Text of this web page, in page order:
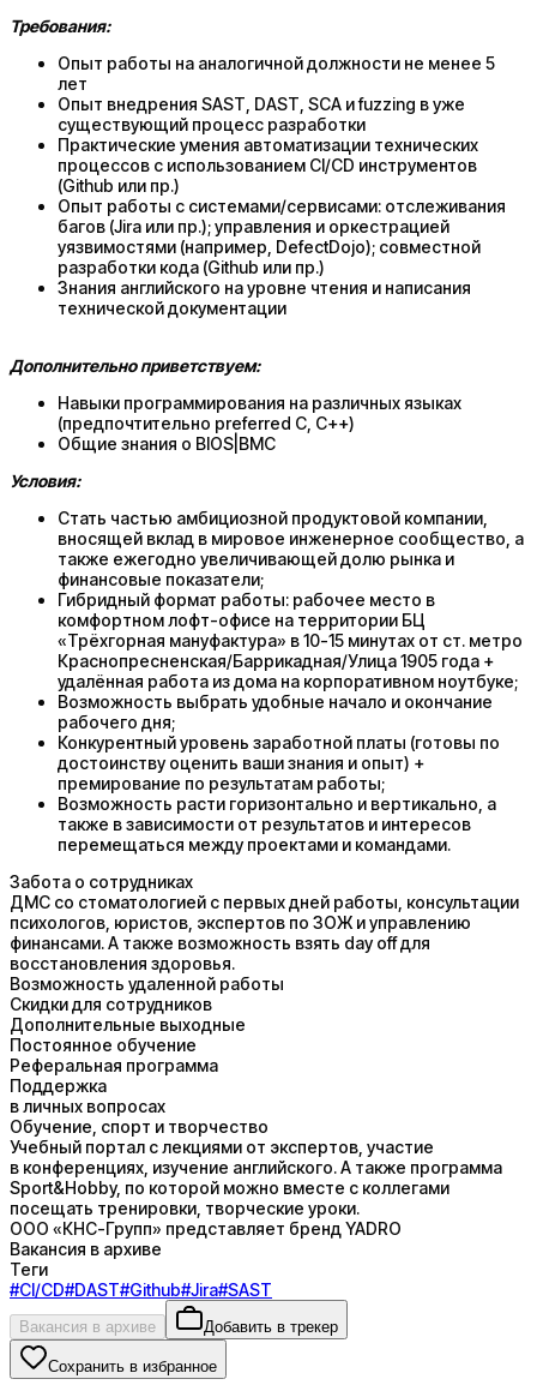
Требования:
Опыт работы на аналогичной должности не менее 5
лет
Опыт внедрения SAST, DAST, SCA и fuzzing в уже
существующий процесс разработки
Практические умения автоматизации технических
процессов с использованием CI/CD инструментов
(Github или пр.)
Опыт работы с системами/сервисами: отслеживания
багов (Jira или пр.); управления и оркестрацией
уязвимостями (например, DefectDojo); совместной
разработки кода (Github или пр.)
Знания английского на уровне чтения и написания
технической документации
Дополнительно приветствуем:
Навыки программирования на различных языках
(предпочтительно preferred C, C++)
Общие знания о BIOS|BMC
Условия:
Стать частью амбициозной продуктовой компании,
вносящей вклад в мировое инженерное сообщество, а
также ежегодно увеличивающей долю рынка и
финансовые показатели;
Гибридный формат работы: рабочее место в
комфортном лофт-офисе на территории БЦ
«Трёхгорная мануфактура» в 10-15 минутах от ст. метро
Краснопресненская/Баррикадная/Улица 1905 года +
удалённая работа из дома на корпоративном ноутбуке;
Возможность выбрать удобные начало и окончание
рабочего дня;
Конкурентный уровень заработной платы (готовы по
достоинству оценить ваши знания и опыт) +
премирование по результатам работы;
Возможность расти горизонтально и вертикально, а
также в зависимости от результатов и интересов
перемещаться между проектами и командами.
Забота о сотрудниках
ДМС со стоматологией с первых дней работы, консультации
психологов, юристов, экспертов по ЗОЖ и управлению
финансами. А также возможность взять day off для
восстановления здоровья.
Возможность удаленной работы
Скидки для сотрудников
Дополнительные выходные
Постоянное обучение
Реферальная программа
Поддержка
в личных вопросах
Обучение, спорт и творчество
Учебный портал с лекциями от экспертов, участие
в конференциях, изучение английского. А также программа
Sport&Hobby, по которой можно вместе с коллегами
посещать тренировки, творческие уроки.
ООО «КНС-Групп» представляет бренд YADRO
Вакансия в архиве
Теги
#CI/CD#DAST#Github#Jira#SAST
Вакансия в архиве Добавить в трекер
Сохранить в избранное